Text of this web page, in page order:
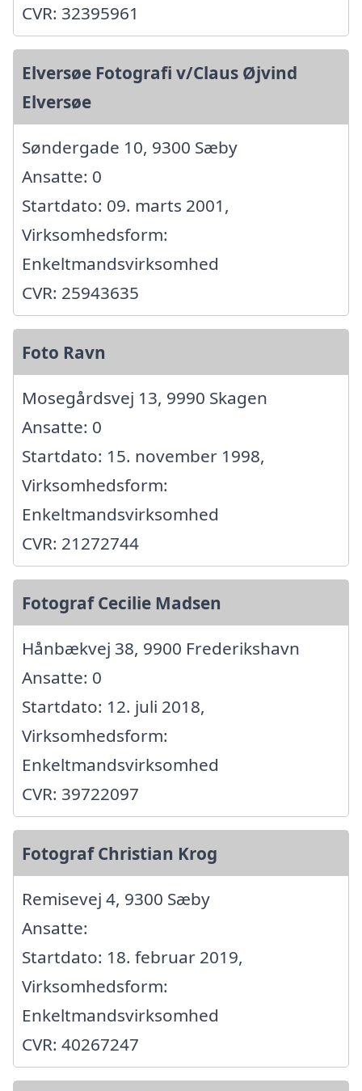
CVR: 32395961
Elversøe Fotografi v/Claus Øjvind
Elversøe
Søndergade 10, 9300 Sæby
Ansatte: 0
Startdato: 09. marts 2001,
Virksomhedsform:
Enkeltmandsvirksomhed
CVR: 25943635
Foto Ravn
Mosegårdsvej 13, 9990 Skagen
Ansatte: 0
Startdato: 15. november 1998,
Virksomhedsform:
Enkeltmandsvirksomhed
CVR: 21272744
Fotograf Cecilie Madsen
Hånbækvej 38, 9900 Frederikshavn
Ansatte: 0
Startdato: 12. juli 2018,
Virksomhedsform:
Enkeltmandsvirksomhed
CVR: 39722097
Fotograf Christian Krog
Remisevej 4, 9300 Sæby
Ansatte:
Startdato: 18. februar 2019,
Virksomhedsform:
Enkeltmandsvirksomhed
CVR: 40267247